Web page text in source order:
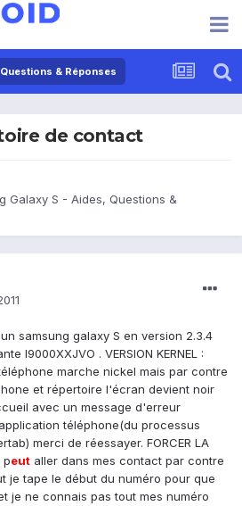
& Réponses
de contact
Galaxy S - Aides, Questions &
samsung galaxy S en version 2.3.4
I9000XXJVO . VERSION KERNEL :
marche nickel mais par contre
et répertoire l'écran devient noir
avec un message d'erreur
téléphone(du processus
merci de réessayer. FORCER LA
peut aller dans mes contact par contre
je tape le début du numéro pour que
je ne connais pas tout mes numéro